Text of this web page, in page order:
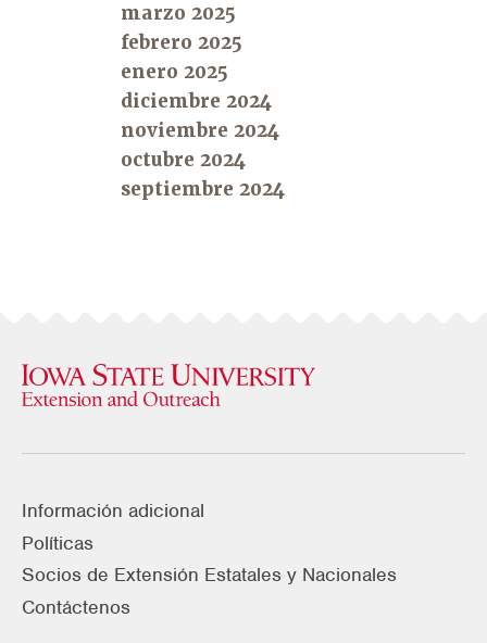
marzo 2025
febrero 2025
enero 2025
diciembre 2024
noviembre 2024
octubre 2024
septiembre 2024
Información adicional
Políticas
Socios de Extensión Estatales y Nacionales
Contáctenos